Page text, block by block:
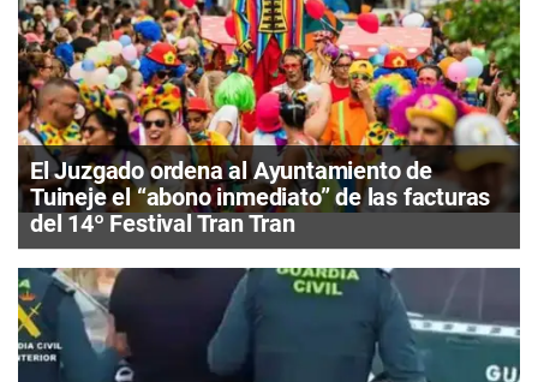
El Juzgado ordena al Ayuntamiento de
Tuineje el “abono inmediato” de las facturas
del 14º Festival Tran Tran